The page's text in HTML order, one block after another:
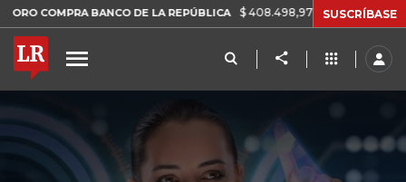
BANCO DE LA REPÚBLICA $ 408.498,97 +$ 8.753,81 +2,19%
SUSCRÍBASE